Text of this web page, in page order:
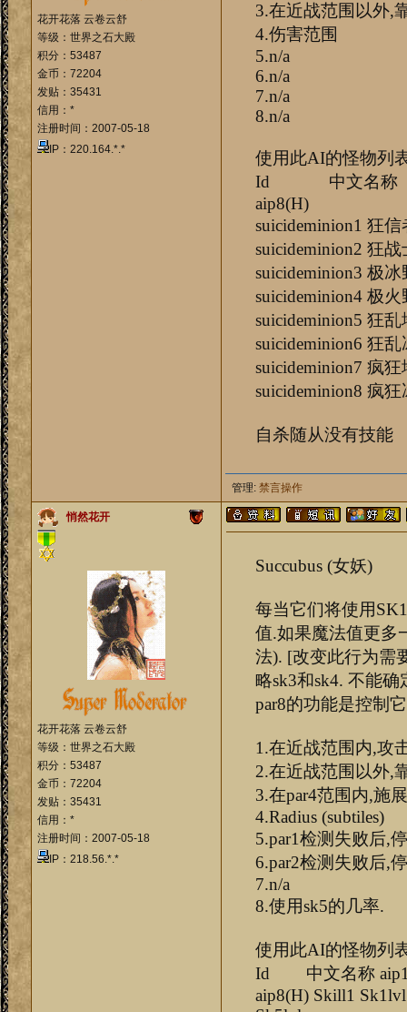
花开花落 云卷云舒
等级：世界之石大殿
积分：53487
金币：72204
发贴：35431
信用：*
注册时间：2007-05-18
IP：220.164.*.*
3.在近战范围以外,
4.伤害范围
5.n/a
6.n/a
7.n/a
8.n/a
使用此AI的怪物列
Id 中文名称
aip8(H)
suicideminion1
suicideminion2
suicideminion5
suicideminion6
suicideminion7
suicideminion8
自杀随从没有技能
管理: 禁言操作
悄然花开
花开花落 云卷云舒
等级：世界之石大殿
积分：53487
金币：72204
发贴：35431
信用：*
注册时间：2007-05-18
IP：218.56.*.*
Succubus (女妖)
每当它们将使用
值.如果魔法值更多
法). [改变此行为需
略sk3和sk4. 不能
par8的功能是控制
1.在近战范围内,攻
2.在近战范围以外,
3.在par4范围内,施
4.Radius (subtiles)
5.par1检测失败后,
6.par2检测失败后,
7.n/a
8.使用sk5的几率.
使用此AI的怪物列
Id 中文名称
aip8(H) Skill1